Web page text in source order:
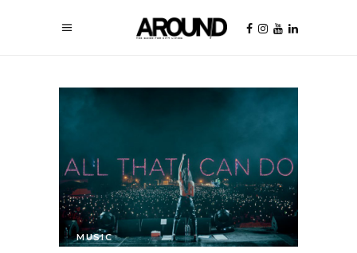
MUSIC